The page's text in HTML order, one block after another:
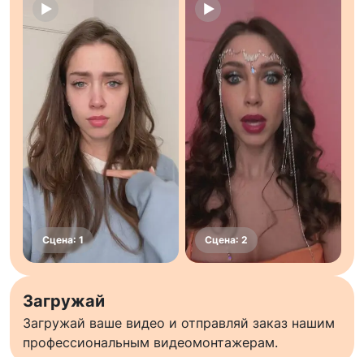
Загружай
Загружай ваше видео и отправляй заказ нашим
профессиональным видеомонтажерам.